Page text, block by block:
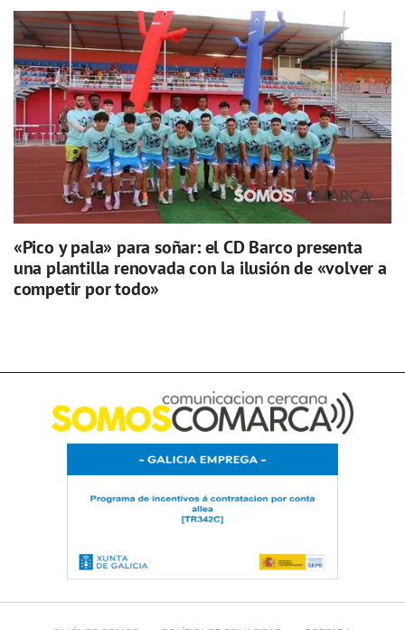
«Pico y pala» para soñar: el CD Barco presenta
una plantilla renovada con la ilusión de «volver a
competir por todo»